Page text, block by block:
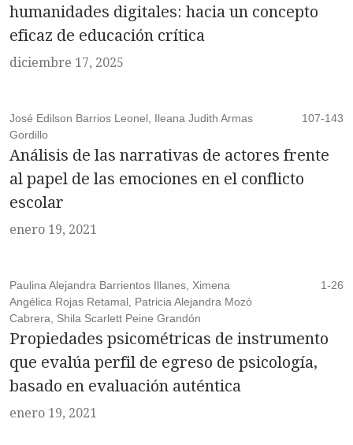
humanidades digitales: hacia un concepto
eficaz de educación crítica
diciembre 17, 2025
José Edilson Barrios Leonel, Ileana Judith Armas
Gordillo
107-143
Análisis de las narrativas de actores frente
al papel de las emociones en el conflicto
escolar
enero 19, 2021
Paulina Alejandra Barrientos Illanes, Ximena
Angélica Rojas Retamal, Patricia Alejandra Mozó
Cabrera, Shila Scarlett Peine Grandón
1-26
Propiedades psicométricas de instrumento
que evalúa perfil de egreso de psicología,
basado en evaluación auténtica
enero 19, 2021